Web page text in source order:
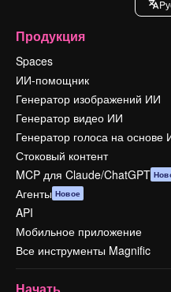
Продукция
Spaces
ИИ-помощник
Генератор изображений ИИ
Генератор видео ИИ
Генератор голоса на основе
Стоковый контент
MCP для Claude/ChatGPT
Агенты Новое
API
Мобильное приложение
Все инструменты Magnific